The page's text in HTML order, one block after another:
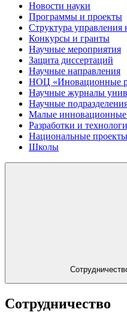
Новости науки
Программы и проекты
Структура управления
Конкурсы и гранты
Научные мероприятия
Защита диссертаций
Научные направления
НОЦ «Иновационные
Научные журналы
Научные
Малые
Разработки и
Национальные
Школы
Сотрудничество